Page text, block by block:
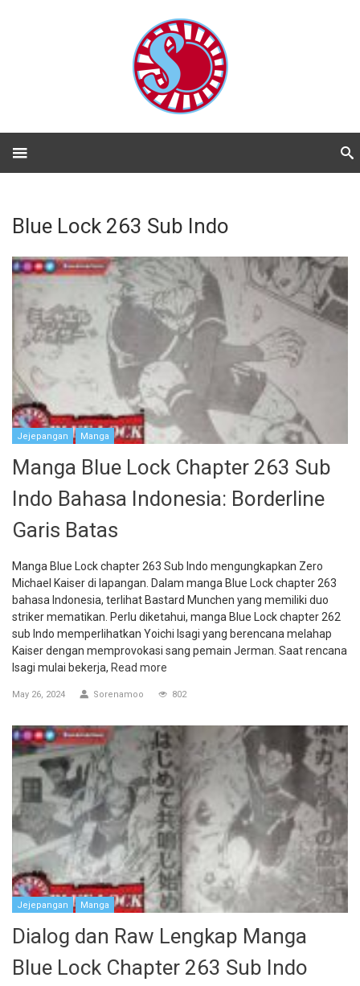
Blue Lock 263 Sub Indo
Jejepangan Manga
Manga Blue Lock Chapter 263 Sub
Indo Bahasa Indonesia: Borderline
Garis Batas
Manga Blue Lock chapter 263 Sub Indo mengungkapkan Zero
Michael Kaiser di lapangan. Dalam manga Blue Lock chapter 263
bahasa Indonesia, terlihat Bastard Munchen yang memiliki duo
striker mematikan. Perlu diketahui, manga Blue Lock chapter 262
sub Indo memperlihatkan Yoichi Isagi yang berencana melahap
Kaiser dengan memprovokasi sang pemain Jerman. Saat rencana
Isagi mulai bekerja, Read more
May 26, 2024 Sorenamoo 802
Jejepangan Manga
Dialog dan Raw Lengkap Manga
Blue Lock Chapter 263 Sub Indo